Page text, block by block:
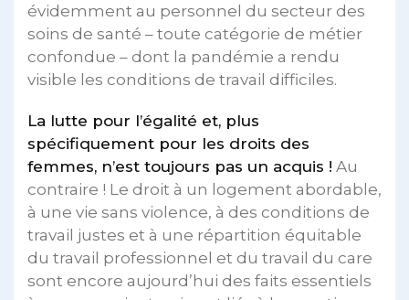
évidemment au personnel du secteur des
soins de santé – toute catégorie de métier
confondue – dont la pandémie a rendu
visible les conditions de travail difficiles.
La lutte pour l’égalité et, plus
spécifiquement pour les droits des
femmes, n’est toujours pas un acquis ! Au
contraire ! Le droit à un logement abordable,
à une vie sans violence, à des conditions de
travail justes et à une répartition équitable
du travail professionnel et du travail du care
sont encore aujourd’hui des faits essentiels